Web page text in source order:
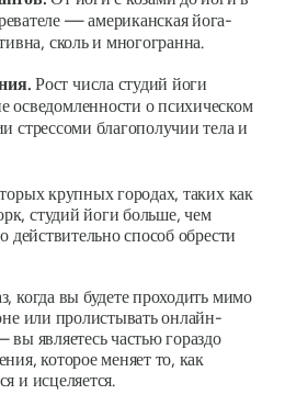
— американская йога-
сколь и многогранна.
Рост числа студий йоги
осведомленности опсихическом
стрессоми благополучии тела и
крупных городах, таких как
студий йоги больше, чем
действительно способ обрести
когда вы будете проходить мимо
или пролистывать онлайн-
являетесь частью гораздо
которое меняет то, как
и исцеляется.